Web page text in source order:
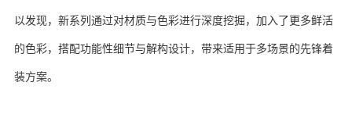
以发现，新系列通过对材质与色彩进行深度挖掘，加入了更多鲜活
的色彩，搭配功能性细节与解构设计，带来适用于多场景的先锋着
装方案。